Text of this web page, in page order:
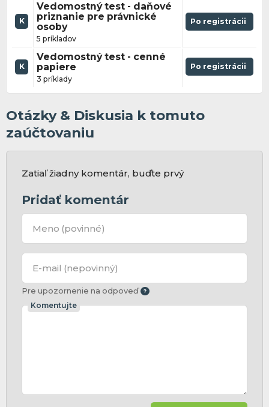
K
Vedomostný test - daňové
priznanie pre právnické
osoby
5 príkladov
Po registrácii
K
Vedomostný test - cenné
papiere
3 príklady
Po registrácii
Otázky & Diskusia k tomuto
zaúčtovaniu
Zatiaľ žiadny komentár, buďte prvý
Pridať komentár
Meno (povinné)
E-mail (nepovinný)
Pre upozornenie na odpoveď
Komentujte